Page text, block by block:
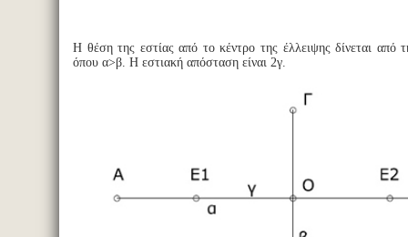
Η θέση της εστίας από το κέντρο της έλλειψης δίνεται από
όπου α>β. Η εστιακή απόσταση είναι 2γ.